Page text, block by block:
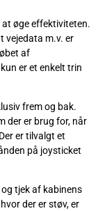
at øge effektiviteten.
vejedata m.v. er
af
er et enkelt trin
frem og bak.
der er brug for, når
er tilvalgt et
på joysticket
tjek af kabinens
der er støv, er